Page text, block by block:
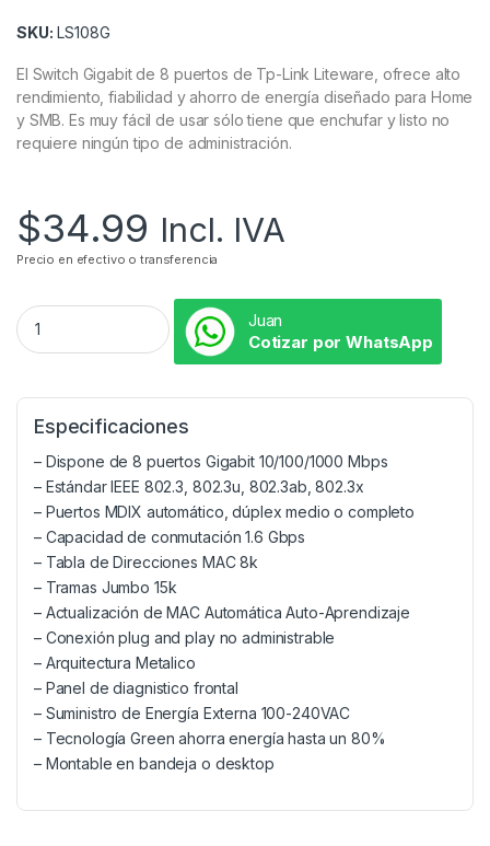
SKU: LS108G
El Switch Gigabit de 8 puertos de Tp-Link Liteware, ofrece alto
rendimiento, fiabilidad y ahorro de energía diseñado para Home
y SMB. Es muy fácil de usar sólo tiene que enchufar y listo no
requiere ningún tipo de administración.
$34.99 Incl. IVA
Precio en efectivo o transferencia
Juan
Cotizar por WhatsApp
Especificaciones
– Dispone de 8 puertos Gigabit 10/100/1000 Mbps
– Estándar IEEE 802.3, 802.3u, 802.3ab, 802.3x
– Puertos MDIX automático, dúplex medio o completo
– Capacidad de conmutación 1.6 Gbps
– Tabla de Direcciones MAC 8k
– Tramas Jumbo 15k
– Actualización de MAC Automática Auto-Aprendizaje
– Conexión plug and play no administrable
– Arquitectura Metalico
– Panel de diagnistico frontal
– Suministro de Energía Externa 100-240VAC
– Tecnología Green ahorra energía hasta un 80%
– Montable en bandeja o desktop